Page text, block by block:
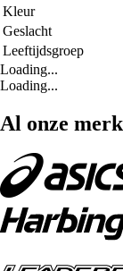
Kleur
Geslacht
Leeftijdsgroep
Loading...
Loading...
Al onze